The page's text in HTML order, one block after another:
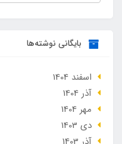
بایگانی نوشته‌ها
اسفند 1404
آذر 1404
مهر 1404
دی 1403